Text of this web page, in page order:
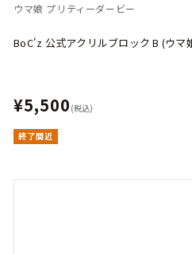
ウマ娘 プリティーダービー
BoC'z 公式アクリルブロック B (ウマ
¥5,500 (税込)
終了間近